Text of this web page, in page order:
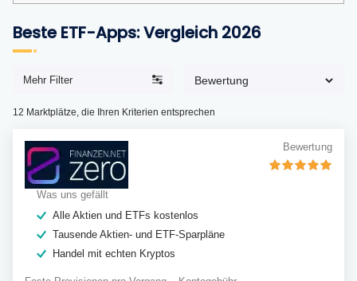
Beste ETF-Apps: Vergleich 2026
Mehr Filter
12 Marktplätze, die Ihren Kriterien entsprechen
Bewertung
Was uns gefällt
Alle Aktien und ETFs kostenlos
Tausende Aktien- und ETF-Sparpläne
Handel mit echten Kryptos